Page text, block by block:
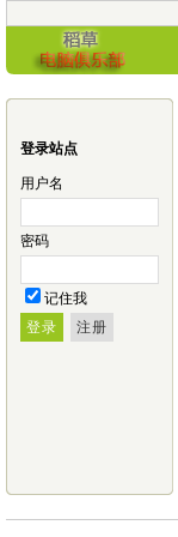
登录站点
用户名
密码
记住我